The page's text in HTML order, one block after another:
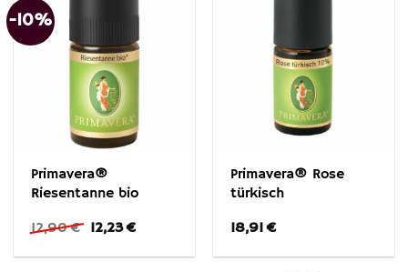
-10%
Primavera®
Riesentanne bio
12,90€ Ursprünglicher
Preis
war:
12,23€
ist:
Primavera® Rose
türkisch
18,91€